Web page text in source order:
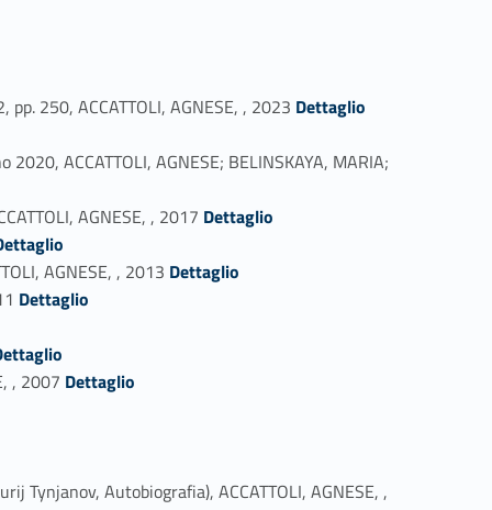
250, ACCATTOLI, AGNESE, , 2023 Link identifier #identifier_person_101024-1
Dettaglio
ACCATTOLI, AGNESE; BELINSKAYA, MARIA;
AGNESE, , 2017 Link identifier #identifier_person_56451-4
Dettaglio
AGNESE, , 2013 Link identifier #identifier_person_33293-6
Dettaglio
Link identifier #identifier_person_49170-7
Dettaglio
, 2007 Link identifier #identifier_person_5773-10
Dettaglio
Autobiografia), ACCATTOLI, AGNESE, ,